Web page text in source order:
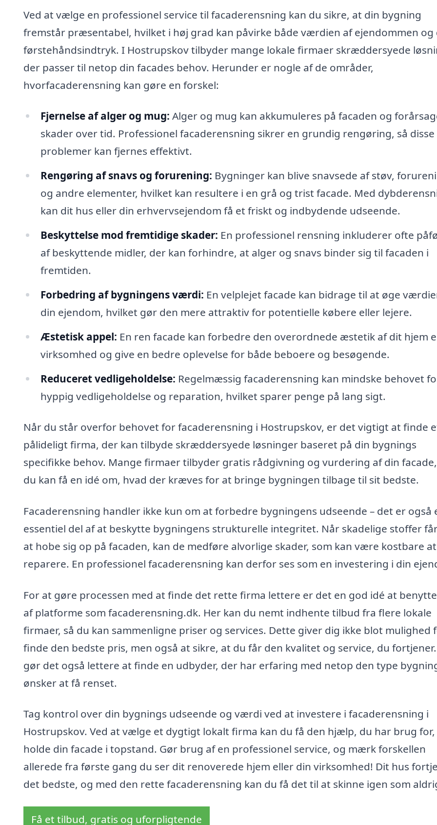
Ved at vælge en professionel service til facaderensning kan du sikre, at din bygning
fremstår præsentabel, hvilket i høj grad kan påvirke både værdien af ejendommen og
førstehåndsindtryk. I Hostrupskov tilbyder mange lokale firmaer skræddersyede
der passer til netop din facades behov. Herunder er nogle af de områder,
hvorfacaderensning kan gøre en forskel:
Fjernelse af alger og mug: Alger og mug kan akkumuleres på facaden og
skader over tid. Professionel facaderensning sikrer en grundig rengøring, så disse
problemer kan fjernes effektivt.
Rengøring af snavs og forurening: Bygninger kan blive snavsede af støv,
og andre elementer, hvilket kan resultere i en grå og trist facade. Med
kan dit hus eller din erhvervsejendom få et friskt og indbydende udseende.
Beskyttelse mod fremtidige skader: En professionel rensning inkluderer ofte
af beskyttende midler, der kan forhindre, at alger og snavs binder sig til facaden i
fremtiden.
Forbedring af bygningens værdi: En velplejet facade kan bidrage til at øge
din ejendom, hvilket gør den mere attraktiv for potentielle købere eller lejere.
Æstetisk appel: En ren facade kan forbedre den overordnede æstetik af dit hjem
virksomhed og give en bedre oplevelse for både beboere og besøgende.
Reduceret vedligeholdelse: Regelmæssig facaderensning kan mindske behovet
hyppig vedligeholdelse og reparation, hvilket sparer penge på lang sigt.
Når du står overfor behovet for facaderensning i Hostrupskov, er det vigtigt at finde
pålideligt firma, der kan tilbyde skræddersyede løsninger baseret på din bygnings
specifikke behov. Mange firmaer tilbyder gratis rådgivning og vurdering af din
du kan få en idé om, hvad der kræves for at bringe bygningen tilbage til sit bedste.
Facaderensning handler ikke kun om at forbedre bygningens udseende – det er også
essentiel del af at beskytte bygningens strukturelle integritet. Når skadelige stoffer
at hobe sig op på facaden, kan de medføre alvorlige skader, som kan være kostbare at
reparere. En professionel facaderensning kan derfor ses som en investering i din
For at gøre processen med at finde det rette firma lettere er det en god idé at
af platforme som facaderensning.dk. Her kan du nemt indhente tilbud fra flere lokale
firmaer, så du kan sammenligne priser og services. Dette giver dig ikke blot mulighed
finde den bedste pris, men også at sikre, at du får den kvalitet og service, du
gør det også lettere at finde en udbyder, der har erfaring med netop den type
ønsker at få renset.
Tag kontrol over din bygnings udseende og værdi ved at investere i facaderensning i
Hostrupskov. Ved at vælge et dygtigt lokalt firma kan du få den hjælp, du har brug
holde din facade i topstand. Gør brug af en professionel service, og mærk forskellen
allerede fra første gang du ser dit renoverede hjem eller din virksomhed! Dit hus
det bedste, og med den rette facaderensning kan du få det til at skinne igen som
Få et tilbud, gratis og uforpligtende